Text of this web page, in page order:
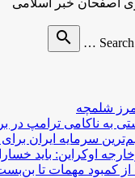
Search …
search
شلمچه
به ناکامی ترامپ در
سرمایه ایران
اوکراین: باید
از کمبود مهمات تا